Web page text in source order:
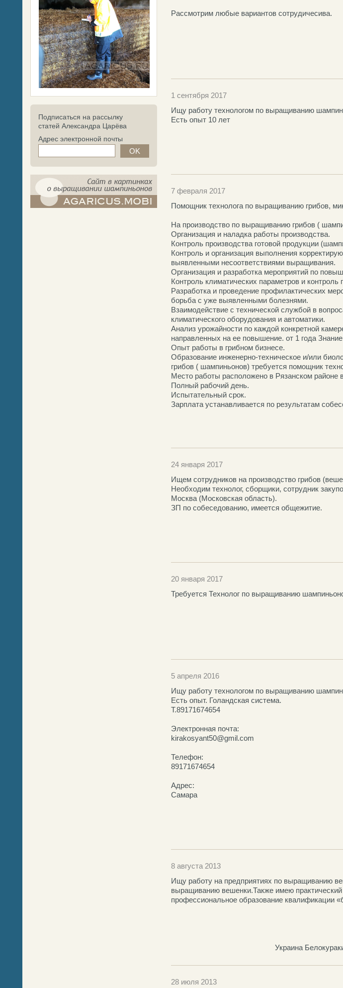
Подписаться на рассылку
статей Александра Царёва
Адрес электронной почты
Рассмотрим любые вариантов сотрудичесива.
1 сентября 2017
Ищу работу технологом по выращиванию
Есть опыт 10 лет
7 февраля 2017
Помощник технолога по выращиванию грибов,
На производство по выращиванию грибов (
Организация и наладка работы производства.
Контроль производства готовой продукции
Контроль и организация выполнения
выявленными несоответствиями выращивания.
Организация и разработка мероприятий по
Контроль климатических параметров и контроль
Разработка и проведение профилактических
борьба с уже выявленными болезнями.
Взаимодействие с технической службой в
климатического оборудования и автоматики.
Анализ урожайности по каждой конкретной
направленных на ее повышение. от 1 года
Опыт работы в грибном бизнесе.
Образование инженерно-техническое и/или
грибов ( шампиньонов) требуется помощник
Место работы расположено в Рязанском районе
Полный рабочий день.
Испытательный срок.
Зарплата устанавливается по результатам
24 января 2017
Ищем сотрудников на производство грибов
Необходим технолог, сборщики, сотрудник
Москва (Московская область).
ЗП по собеседованию, имеется общежитие.
20 января 2017
Требуется Технолог по выращиванию
5 апреля 2016
Ищу работу технологом по выращиванию
Есть опыт. Голандская система.
Т.89171674654
Электронная почта:
kirakosyant50@gmil.com
Телефон:
89171674654
Адрес:
Самара
8 августа 2013
Ищу работу на предприятиях по выращиванию
выращиванию вешенки.Также имею
профессиональное образование квалификации
Украина
28 июля 2013